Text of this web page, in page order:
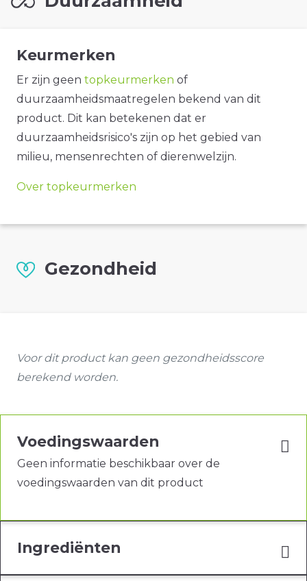
Keurmerken
Er zijn geen topkeurmerken of
duurzaamheidsmaatregelen bekend van dit
product. Dit kan betekenen dat er
duurzaamheidsrisico's zijn op het gebied van
milieu, mensenrechten of dierenwelzijn.
Over topkeurmerken
Gezondheid
Voor dit product kan geen gezondheidsscore
berekend worden.
Voedingswaarden
Geen informatie beschikbaar over de
voedingswaarden van dit product
Ingrediënten